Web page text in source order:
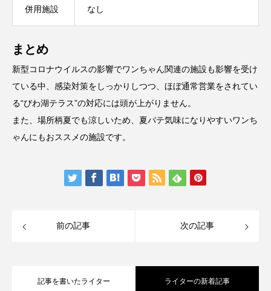
併用施設 なし
まとめ
新型コロナウイルスの影響でワンちゃん関連の施設も影響を受け
ている中、感染対策をしっかりしつつ、ほぼ通常営業をされてい
る“びわ湖テラス”の対応には頭が上がりません。
また、場所柄夏でも涼しいため、夏バテ気味になりやすいワンち
ゃんにもおススメの施設です。
前の記事 次の記事
記事を書いたライター ライターの新着記事